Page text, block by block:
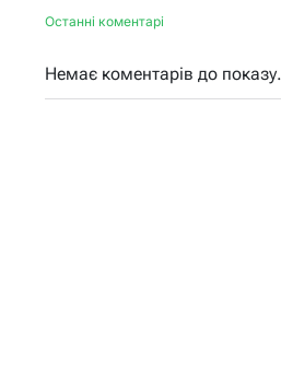
Останні коментарі
Немає коментарів до показу.